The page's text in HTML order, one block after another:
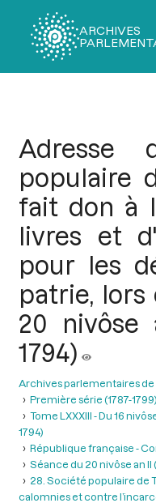
ARCHIVES
Adresse
populaire
fait don à
livres et
pour les
patrie, lors
20 nivôse
1794)
Archives parlementaires de
Première série (1787-1799)
Tome LXXXIII - Du 16
1794)
République française -
Séance du 20 nivôse an II
28. Société populaire de
calomnies et contre